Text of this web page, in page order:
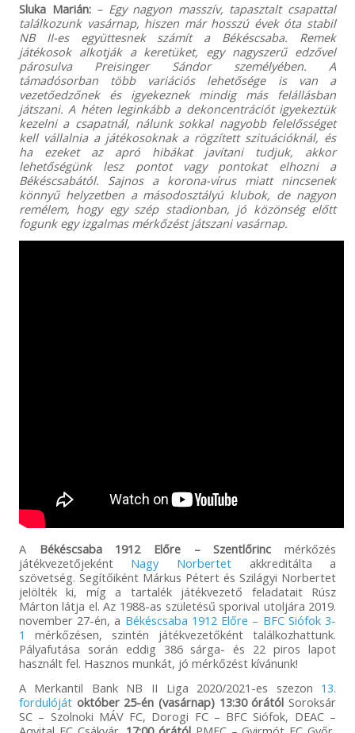
Sluka Marián: – Egy nagyon masszív, tapasztalt csapattal
találkozunk vasárnap, hiszen már hosszú évek óta stabil
NB II-es együttesnek számít a Békéscsaba. Remek
játékosok alkotják a keretüket, egy nagyszerű edzővel
párosulva Preisinger Sándor személyében. A
támadósorban több variációs lehetősége is van a
vezetőedzőnek és igyekeznek mindig más felállásban
játszani. A héten leginkább a dekoncentrációt igyekeztük
kezelni a csapatnál, nálunk sokkal nagyobb felelősséget
kell vállalnia a játékosoknak a rögzített szituációknál, és
ha ezeket az apró hibákat javítani tudjuk, akkor
lehetőségünk lesz pontot vagy pontokat elhozni a
Békéscsabától. Sajnos a korona-vírus miatt nincsenek
könnyű helyzetben a másodosztályú klubok, de nagyon
remélem, hogy egy szép stadionban, jó közönség előtt
fogunk egy izgalmas mérkőzést játszani vasárnap.
A Békéscsaba 1912 Előre – Szentlőrinc mérkőzés
játékvezetőjeként Nagy Norbertet akkreditálta a
szövetség. Segítőiként Márkus Pétert és Szilágyi Norbertet
jelölték ki, míg a tartalék játékvezető feladatait Rúsz
Márton látja el. Az 1988-as születésű sporival utoljára 2019.
november 27-én, a Békéscsaba 1912 Előre – BFC Siófok 3-
1
mérkőzésen, szintén játékvezetőként találkozhattunk.
Pályafutása során eddig 386 sárga- és 22 piros lapot
használt fel. Hasznos munkát, jó mérkőzést kívánunk!
A Merkantil Bank NB II Liga 2020/2021-es szezon 13.
fordulóját október 25-én (vasárnap) 13:30 órától Soroksár
SC – Szolnoki MÁV FC, Dorogi FC – BFC Siófok, DEAC –